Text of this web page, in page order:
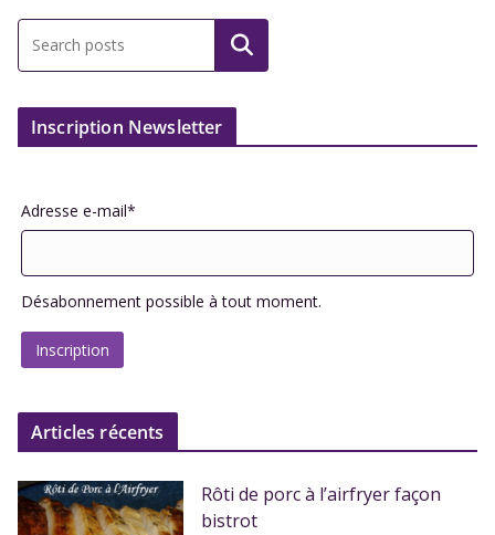
Inscription Newsletter
Adresse e-mail*
Désabonnement possible à tout moment.
Articles récents
Rôti de porc à l’airfryer façon
bistrot